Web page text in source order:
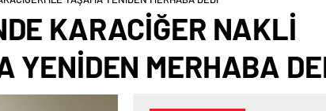
KARACİĞER NAKLİ
YENİDEN MERHABA